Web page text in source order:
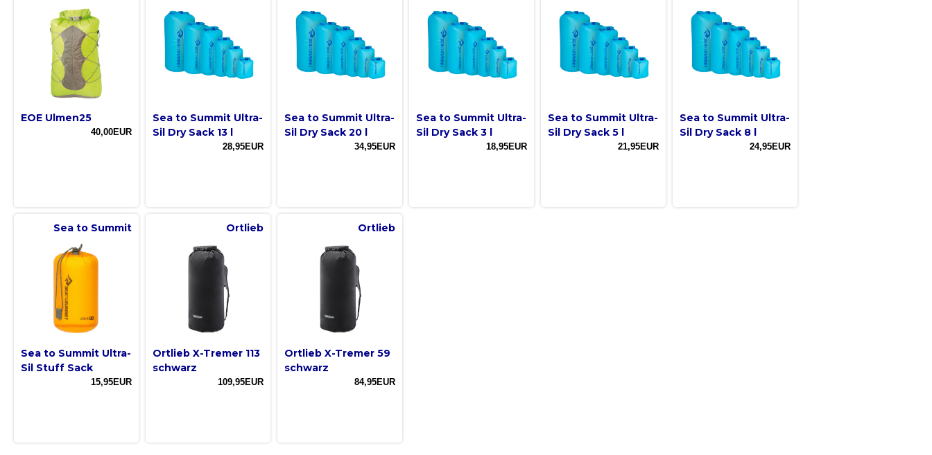
EOE Ulmen25
40,00EUR
Sea to Summit Ultra-
Sil Dry Sack 13 l
28,95EUR
Sea to Summit Ultra-
Sil Dry Sack 20 l
34,95EUR
Sea to Summit Ultra-
Sil Dry Sack 3 l
18,95EUR
Sea to Summit Ultra-
Sil Dry Sack 5 l
21,95EUR
Sea to Summit Ultra-
Sil Dry Sack 8 l
24,95EUR
Sea to Summit
Sea to Summit Ultra-
Sil Stuff Sack
15,95EUR
Ortlieb
Ortlieb X-Tremer 113
schwarz
109,95EUR
Ortlieb
Ortlieb X-Tremer 59
schwarz
84,95EUR